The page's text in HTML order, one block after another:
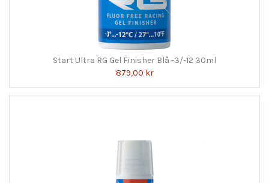
Start Ultra RG Gel Finisher Blå -3/-12 30ml
879,00 kr